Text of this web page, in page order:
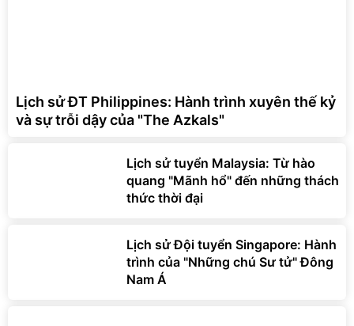
Lịch sử ĐT Philippines: Hành trình xuyên thế kỷ
và sự trỗi dậy của "The Azkals"
Lịch sử tuyển Malaysia: Từ hào
quang "Mãnh hổ" đến những thách
thức thời đại
Lịch sử Đội tuyển Singapore: Hành
trình của "Những chú Sư tử" Đông
Nam Á